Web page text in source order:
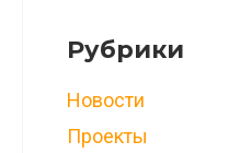
Рубрики
Новости
Проекты